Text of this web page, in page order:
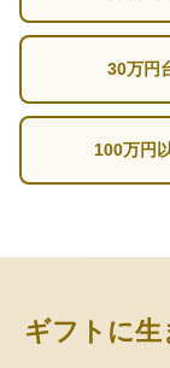
30万円
100万円
ギフトに